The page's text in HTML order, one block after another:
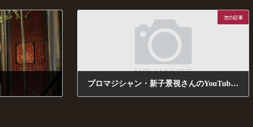
次の記事
プロマジシャン・新子景視さんのYouTubeチャンネル「あたらしくん」の撮影場所として当店をご利用いただきました。